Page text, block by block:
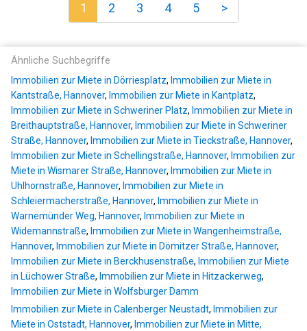
1 2 3 4 5 >
Ähnliche Suchbegriffe
Immobilien zur Miete in Dörriesplatz, Immobilien zur Miete in
Kantstraße, Hannover, Immobilien zur Miete in Kantplatz,
Immobilien zur Miete in Schweriner Platz, Immobilien zur Miete in
Breithauptstraße, Hannover, Immobilien zur Miete in Schweriner
Straße, Hannover, Immobilien zur Miete in Tieckstraße, Hannover,
Immobilien zur Miete in Schellingstraße, Hannover, Immobilien zur
Miete in Wismarer Straße, Hannover, Immobilien zur Miete in
Uhlhornstraße, Hannover, Immobilien zur Miete in
Schleiermacherstraße, Hannover, Immobilien zur Miete in
Warnemünder Weg, Hannover, Immobilien zur Miete in
Widemannstraße, Immobilien zur Miete in Wangenheimstraße,
Hannover, Immobilien zur Miete in Dömitzer Straße, Hannover,
Immobilien zur Miete in Berckhusenstraße, Immobilien zur Miete
in Lüchower Straße, Immobilien zur Miete in Hitzackerweg,
Immobilien zur Miete in Wolfsburger Damm
Immobilien zur Miete in Calenberger Neustadt, Immobilien zur
Miete in Oststadt, Hannover, Immobilien zur Miete in Mitte,